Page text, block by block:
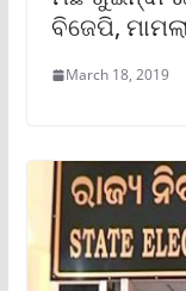
ବିଜେପି,
March 18, 2019